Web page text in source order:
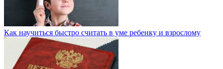
Как научиться быстро считать в уме ребенку и взрослому